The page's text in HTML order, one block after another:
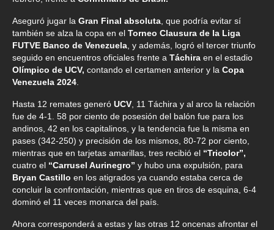
Aseguró jugar la Gran Final absoluta , que podría evitar sí
también se alza la copa en el Torneo Clausura de la Liga
FUTVE Banco de Venezuela , y además, logró el tercer triunfo
seguido en encuentros oficiales frente a Táchira en el estadio
Olímpico de UCV, contando el certamen anterior y la Copa
Venezuela 2024
Hasta 12 remates generó UCV , 11 Táchira y al arco la relación
fue de 4-1. 58 por ciento de posesión del balón fue para los
andinos, 42 en los capitalinos, y la tendencia fue la misma en
pases (342-250) y precisión de los mismos, 80-72 por ciento,
mientras que en tarjetas amarillas, tres recibió el “Tricolor”,
cuatro el “Carrusel Aurinegro” y hubo una expulsión, para
Bryan Castillo en los atigrados ya cuando estaba cerca de
concluir la confrontación, mientras que en tiros de esquina, 6-4
dominó el 11 veces monarca del país.
Ahora corresponderá a estas y las otras 12 oncenas afrontar el